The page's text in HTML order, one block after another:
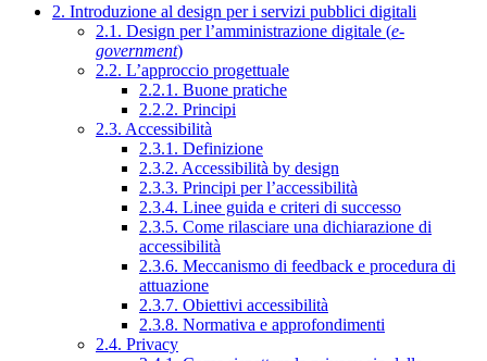
2. Introduzione al design per i servizi pubblici digitali
2.1. Design per l’amministrazione digitale (e-
government)
2.2. L’approccio progettuale
2.2.1. Buone pratiche
2.2.2. Principi
2.3. Accessibilità
2.3.1. Definizione
2.3.2. Accessibilità by design
2.3.3. Principi per l’accessibilità
2.3.4. Linee guida e criteri di successo
2.3.5. Come rilasciare una dichiarazione di
accessibilità
2.3.6. Meccanismo di feedback e procedura di
attuazione
2.3.7. Obiettivi accessibilità
2.3.8. Normativa e approfondimenti
2.4. Privacy